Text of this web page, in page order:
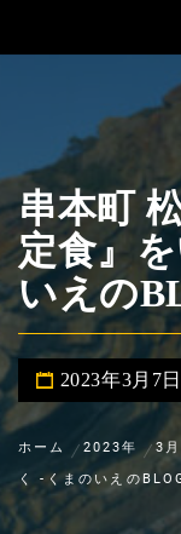
串本町
定食』
いえの
2023年3月7日
ホーム 2023年 3月
く -くまのいえの